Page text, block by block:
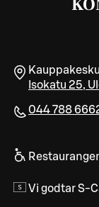
Isokatu 25,
044 788
Vi godtar S-